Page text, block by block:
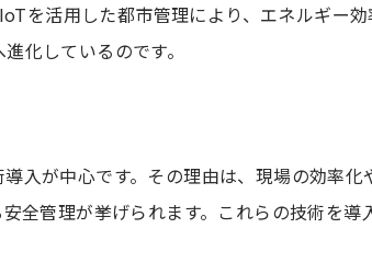
建設業の現場で注目される実践例
業の最新事例から学ぶポイントとは
建設業の事例が示す今後の展望
と共創する建設業界の新たな可能性
を活用した都市管理により、エネルギー
化しているのです。
入が中心です。その理由は、現場の効率
全管理が挙げられます。これらの技術を